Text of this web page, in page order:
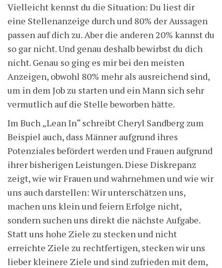
Vielleicht kennst du die Situation: Du liest dir
eine Stellenanzeige durch und 80% der Aussagen
passen auf dich zu. Aber die anderen 20% kannst du
so gar nicht. Und genau deshalb bewirbst du dich
nicht. Genau so ging es mir bei den meisten
Anzeigen, obwohl 80% mehr als ausreichend sind,
um in dem Job zu starten und ein Mann sich sehr
vermutlich auf die Stelle beworben hätte.
Im Buch „Lean In“ schreibt Cheryl Sandberg zum
Beispiel auch, dass Männer aufgrund ihres
Potenziales befördert werden und Frauen aufgrund
ihrer bisherigen Leistungen. Diese Diskrepanz
zeigt, wie wir Frauen und wahrnehmen und wie wir
uns auch darstellen: Wir unterschätzen uns,
machen uns klein und feiern Erfolge nicht,
sondern suchen uns direkt die nächste Aufgabe.
Statt uns hohe Ziele zu stecken und nicht
erreichte Ziele zu rechtfertigen, stecken wir uns
lieber kleinere Ziele und sind zufrieden mit dem,